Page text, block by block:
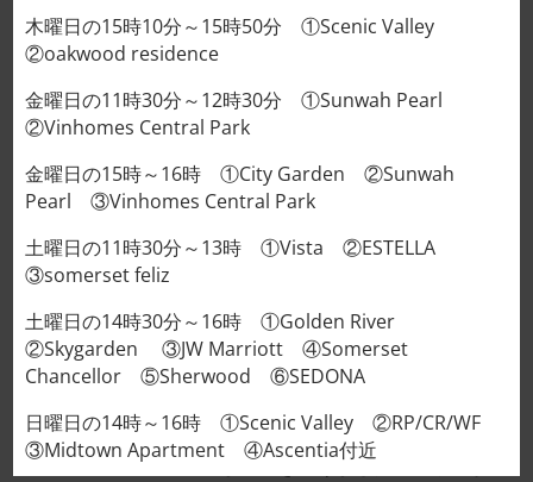
牛タンバーグ 우설 햄버그 스테이크 HAMBERGER (210g)
カートに入れる
説明
追加情報
レビュー (0)
①冷蔵庫で解凍後、湯煎16分 ②冷蔵庫で解凍後、レン
ジで3分
③160度のオーブンで中まで焼き上げました。④数量が
木曜日の15時10分～15時50分 ①Scenic Valley
②oakwood residence
金曜日の11時30分～12時30分 ①Sunwah Pearl
②Vinhomes Central Park
金曜日の15時～16時 ①City Garden ②Sunwah
Pearl ③Vinhomes Central Park
土曜日の11時30分～13時 ①Vista ②ESTELLA
③somerset feliz
土曜日の14時30分～16時 ①Golden River
②Skygarden ③JW Marriott ④Somerset
Chancellor ⑤Sherwood ⑥SEDONA
日曜日の14時～16時 ①Scenic Valley ②RP/CR/WF
③Midtown Apartment ④Ascentia付近